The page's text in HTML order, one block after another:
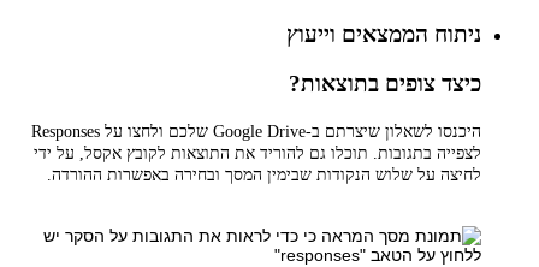
ניתוח הממצאים וייעוץ
כיצד צופים בתוצאות?
היכנסו לשאלון שיצרתם ב-Google Drive שלכם ולחצו על Responses
לצפייה בתגובות. תוכלו גם להוריד את התוצאות לקובץ אקסל, על ידי
לחיצה על שלוש הנקודות שבימין המסך ובחירה באפשרות ההורדה.